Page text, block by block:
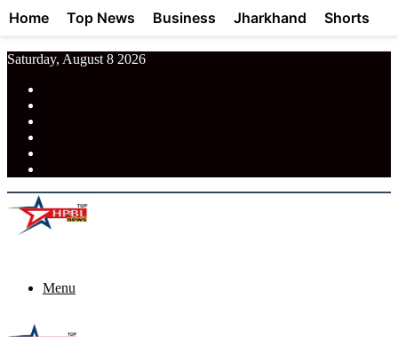
Saturday, August 8 2026
Menu
Home Top News Business Jharkhand Shorts